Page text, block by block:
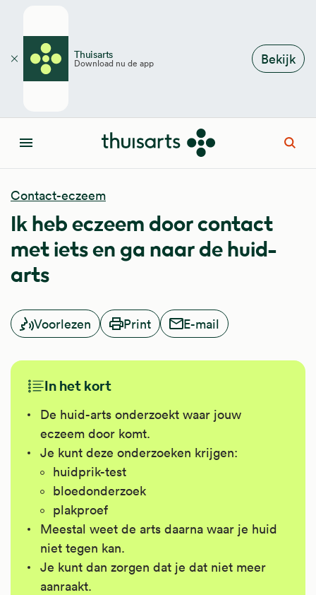
Thuisarts
Download nu de app Bekijk
Sluiten
Menu
Contact-eczeem
Ik heb eczeem door contact
met iets en ga naar de huid-
arts
Voorlezen Print E-mail
In het kort
De huid-arts onderzoekt waar jouw
eczeem door komt.
Je kunt deze onderzoeken krijgen:
huidprik-test
bloedonderzoek
plakproef
Meestal weet de arts daarna waar je huid
niet tegen kan.
Je kunt dan zorgen dat je dat niet meer
aanraakt.